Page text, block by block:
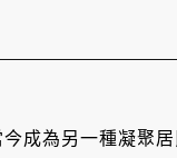
成為另一種凝聚